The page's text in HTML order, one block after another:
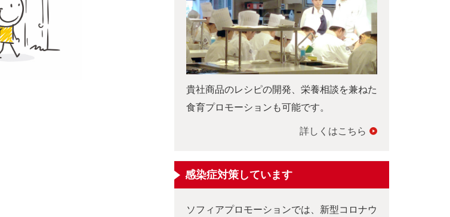
貴社商品のレシピの開発、栄養相談を兼ねた
食育プロモーションも可能です。
詳しくはこちら
感染症対策しています
ソフィアプロモーションでは、新型コロナウ